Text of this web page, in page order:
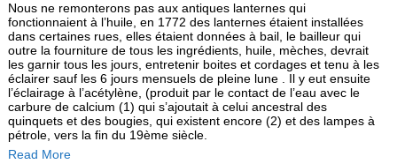
Nous ne remonterons pas aux antiques lanternes qui
fonctionnaient à l’huile, en 1772 des lanternes étaient installées
dans certaines rues, elles étaient données à bail, le bailleur qui
outre la fourniture de tous les ingrédients, huile, mèches, devrait
les garnir tous les jours, entretenir boites et cordages et tenu à les
éclairer sauf les 6 jours mensuels de pleine lune . Il y eut ensuite
l’éclairage à l’acétylène, (produit par le contact de l’eau avec le
carbure de calcium (1) qui s’ajoutait à celui ancestral des
quinquets et des bougies, qui existent encore (2) et des lampes à
pétrole, vers la fin du 19ème siècle.
Read More